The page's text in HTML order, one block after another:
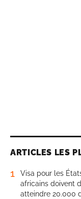
ARTICLES LES
1
Visa pour les
africains doivent
atteindre 20.000